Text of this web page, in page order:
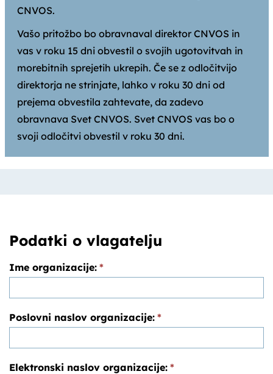
CNVOS.
Vašo pritožbo bo obravnaval direktor CNVOS in
vas v roku 15 dni obvestil o svojih ugotovitvah in
morebitnih sprejetih ukrepih. Če se z odločitvijo
direktorja ne strinjate, lahko v roku 30 dni od
prejema obvestila zahtevate, da zadevo
obravnava Svet CNVOS. Svet CNVOS vas bo o
svoji odločitvi obvestil v roku 30 dni.
Podatki o vlagatelju
Ime organizacije: *
Poslovni naslov organizacije: *
Elektronski naslov organizacije: *